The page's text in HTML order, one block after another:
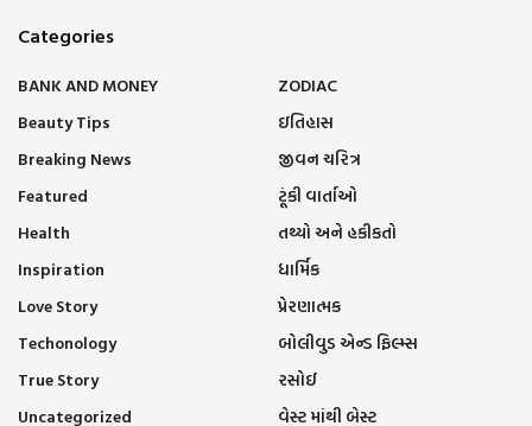
Categories
BANK AND MONEY
Beauty Tips
Breaking News
Featured
Health
Inspiration
Love Story
Techonology
True Story
Uncategorized
ZODIAC
ઇતિહાસ
જીવન ચરિત્ર
ટૂંકી વાર્તાઓ
તથ્યો અને હકીકતો
ધાર્મિક
પ્રેરણાત્મક
બોલીવુડ એન્ડ ફિલ્મ્સ
રસોઈ
વેસ્ટ માંથી બેસ્ટ